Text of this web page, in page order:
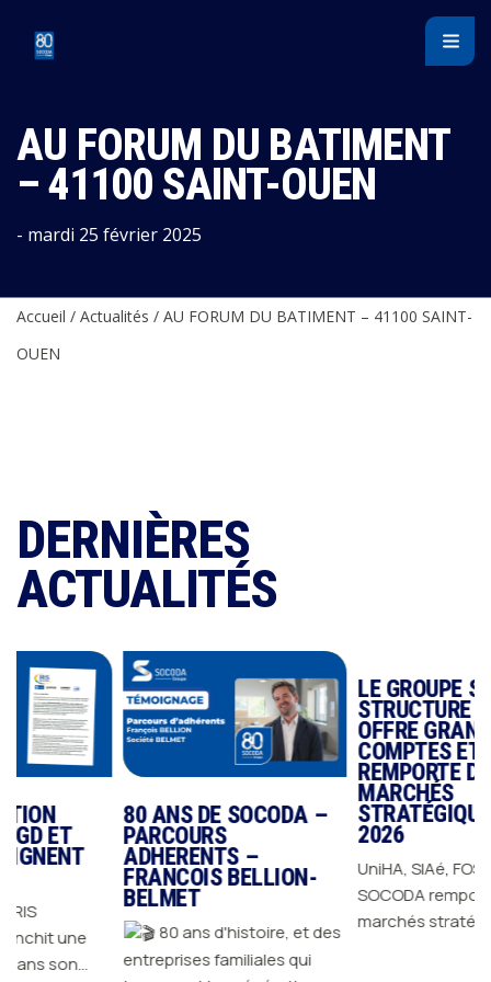
AU FORUM DU BATIMENT
– 41100 SAINT-OUEN
- mardi 25 février 2025
Accueil / Actualités / AU FORUM DU BATIMENT – 41100 SAINT-
OUEN
DERNIÈRES
ACTUALITÉS
80 ANS DE SOCODA –
PARCOURS
ADHERENTS –
FRANCOIS BELLION-
BELMET
80 ans d'histoire, et des
entreprises familiales qui
LE GROUPE SOCODA
STRUCTURE SON
OFFRE GRANDS
COMPTES ET
REMPORTE DES
MARCHÉS
STRATÉGIQUES EN
UniHA, SIAé, FOSELEV…
SOCODA remporte des
marchés stratégiques en
2026 et confirme sa
capacité à répondre aux